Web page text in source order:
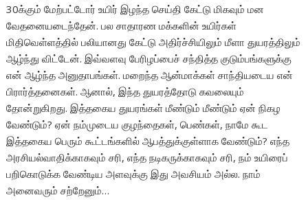
30க்கும் மேற்பட்டோர் உயிர் இழந்த செய்தி கேட்டு மிகவும் மன
வேதனையடைந்தேன். பல சாதாரண மக்களின் உயிர்கள்
மிதிவெள்ளத்தில் பலியானது கேட்டு அதிர்ச்சியிலும் மீளா துயரத்திலும்
ஆழ்ந்து விட்டேன். இவ்வளவு பேரிழப்பைச் சந்தித்த குடும்பங்களுக்கு
என் ஆழ்ந்த அனுதாபங்கள். மறைந்த ஆன்மாக்கள் சாந்தியடைய என்
பிரார்த்தனைகள். ஆனால், இந்த துயரத்தோடு கவலையும்
தோன்றுகிறது. இத்தகைய துயரங்கள் மீண்டும் மீண்டும் ஏன் நிகழ
வேண்டும்? ஏன் நம்முடைய குழந்தைகள், பெண்கள், நாமே கூட
இத்தகைய பெரும் கூட்டங்களில் ஆபத்துக்குள்ளாக வேண்டும்? எந்த
அரசியல்வாதிக்காகவும் சரி, எந்த நடிகருக்காகவும் சரி, நம் உயிரைப்
பறிகொடுக்க வேண்டிய அளவுக்கு இது அவசியம் அல்ல. நாம்
அனைவரும் சற்றேனும்…